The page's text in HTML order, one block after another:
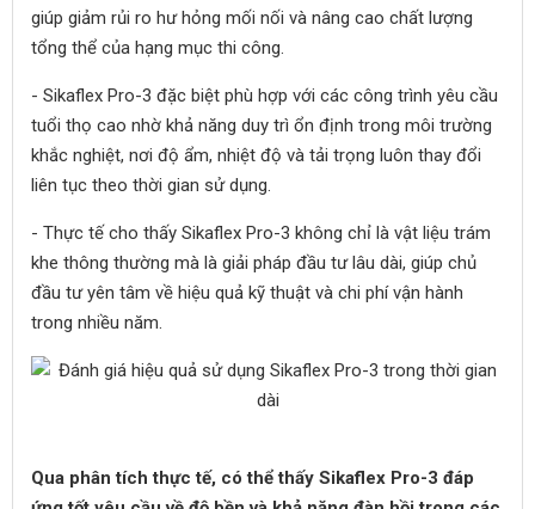
giúp giảm rủi ro hư hỏng mối nối và nâng cao chất lượng
tổng thể của hạng mục thi công.
- Sikaflex Pro-3 đặc biệt phù hợp với các công trình yêu cầu
tuổi thọ cao nhờ khả năng duy trì ổn định trong môi trường
khắc nghiệt, nơi độ ẩm, nhiệt độ và tải trọng luôn thay đổi
liên tục theo thời gian sử dụng.
- Thực tế cho thấy Sikaflex Pro-3 không chỉ là vật liệu trám
khe thông thường mà là giải pháp đầu tư lâu dài, giúp chủ
đầu tư yên tâm về hiệu quả kỹ thuật và chi phí vận hành
trong nhiều năm.
Qua phân tích thực tế, có thể thấy Sikaflex Pro-3 đáp